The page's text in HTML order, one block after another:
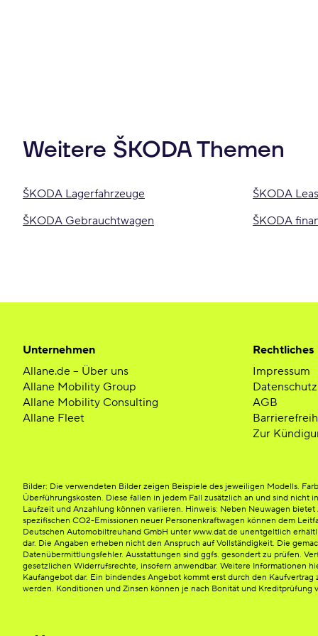
Weitere ŠKODA Themen
ŠKODA Lagerfahrzeuge ŠKODA
ŠKODA Gebrauchtwagen
ŠKODA
Unternehmen
Allane.de – Über uns
Allane Mobility Group
Allane Mobility Consulting
Allane Fleet
Rechtliches
Impressum
Datenschutz
AGB
Zur
Bilder: Die verwendeten Bilder zeigen Beispiele des jeweiligen Modells.
Überführungskosten. Diese fallen in jedem Fall zusätzlich an und sind
Laufzeit und Anzahlung können variieren. Hinweis: Neben Neuwagen
spezifischen CO2-Emissionen neuer Personenkraftwagen können dem
Deutschen Automobiltreuhand GmbH unter www.dat.de unentgeltlich
dar. Die Angaben erheben nicht den Anspruch auf Vollständigkeit. Die
Datenübermittlungsfehler. Ausstattungen sind ggfs. gesondert zu prüfen.
gesetzlichen Widerrufsrechte, insofern anwendbar. Weitere Informationen
Kaufangebot dar. Ein bindendes Angebot kommt erst durch den
werden. Konditionen und Zinsen können je nach Bonität und Kreditprüfung